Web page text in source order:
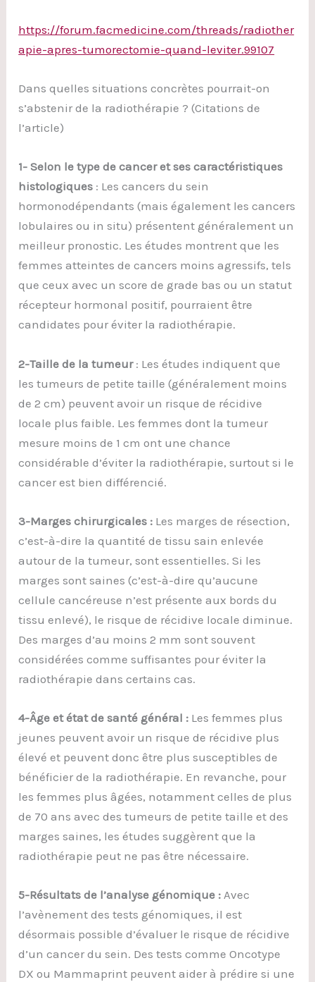
https://forum.facmedicine.com/threads/radiother
apie-apres-tumorectomie-quand-leviter.99107
Dans quelles situations concrètes pourrait-on
s’abstenir de la radiothérapie ? (Citations de
l’article)
1- Selon le type de cancer et ses caractéristiques
histologiques : Les cancers du sein
hormonodépendants (mais également les cancers
lobulaires ou in situ) présentent généralement un
meilleur pronostic. Les études montrent que les
femmes atteintes de cancers moins agressifs, tels
que ceux avec un score de grade bas ou un statut
récepteur hormonal positif, pourraient être
candidates pour éviter la radiothérapie.
2-Taille de la tumeur : Les études indiquent que
les tumeurs de petite taille (généralement moins
de 2 cm) peuvent avoir un risque de récidive
locale plus faible. Les femmes dont la tumeur
mesure moins de 1 cm ont une chance
considérable d’éviter la radiothérapie, surtout si le
cancer est bien différencié.
3-Marges chirurgicales : Les marges de résection,
c’est-à-dire la quantité de tissu sain enlevée
autour de la tumeur, sont essentielles. Si les
marges sont saines (c’est-à-dire qu’aucune
cellule cancéreuse n’est présente aux bords du
tissu enlevé), le risque de récidive locale diminue.
Des marges d’au moins 2 mm sont souvent
considérées comme suffisantes pour éviter la
radiothérapie dans certains cas.
4-Âge et état de santé général : Les femmes plus
jeunes peuvent avoir un risque de récidive plus
élevé et peuvent donc être plus susceptibles de
bénéficier de la radiothérapie. En revanche, pour
les femmes plus âgées, notamment celles de plus
de 70 ans avec des tumeurs de petite taille et des
marges saines, les études suggèrent que la
radiothérapie peut ne pas être nécessaire.
5-Résultats de l’analyse génomique : Avec
l’avènement des tests génomiques, il est
désormais possible d’évaluer le risque de récidive
d’un cancer du sein. Des tests comme Oncotype
DX ou Mammaprint peuvent aider à prédire si une